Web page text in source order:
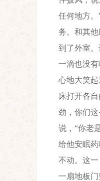
任何地方
务。和其
到了外室
一滴也没
心地大笑
床打开各
劲，你们
说，“你老
给他安眠
不动。这
一扇地板